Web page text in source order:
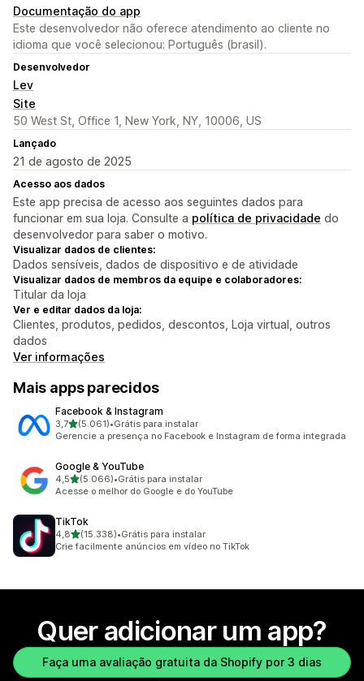
Documentação do app
Este desenvolvedor não oferece atendimento ao cliente no
idioma que você selecionou: Português (brasil).
Desenvolvedor
Lev
Site
50 West St, Office 1, New York, NY, 10006, US
Lançado
21 de agosto de 2025
Acesso aos dados
Este app precisa de acesso aos seguintes dados para
funcionar em sua loja. Consulte a política de privacidade do
desenvolvedor para saber o motivo.
Visualizar dados de clientes:
Dados sensíveis, dados de dispositivo e de atividade
Visualizar dados de membros da equipe e colaboradores:
Titular da loja
Ver e editar dados da loja:
Clientes, produtos, pedidos, descontos, Loja virtual, outros
dados
Ver informações
Mais apps parecidos
Facebook & Instagram
3,7de 5 estrelas
(5.061)
5061 avaliações ao todo
•Grátis para instalar
Gerencie a presença no Facebook e Instagram de forma integrada
Google & YouTube
4,5de 5 estrelas
(5.066)
5066 avaliações ao todo
•Grátis para instalar
Acesse o melhor do Google e do YouTube
TikTok
4,8de 5 estrelas
(15.338)
15338 avaliações ao todo
•Grátis para instalar
Crie facilmente anúncios em vídeo no TikTok
Quer adicionar um app?
Faça uma avaliação gratuita da Shopify por 3 dias